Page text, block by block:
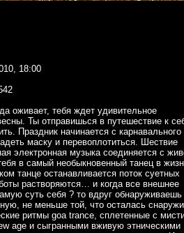
18:00
оживает, тебя ждет удивительное
Ты отправишься в путешествие к
Праздник начинается с карнавального
маску и перевоплотиться. Шествие
электронная музыка соединяется с
в самый необыкновенный танец в
танце останавливается поток суетных
растворяются… и когда все внешнее
суть себя ? то вдруг обнаруживаешь
не меньше той, что осталась
ритмы goa trance, сплетенные с
age и сыгранными вживую этническими